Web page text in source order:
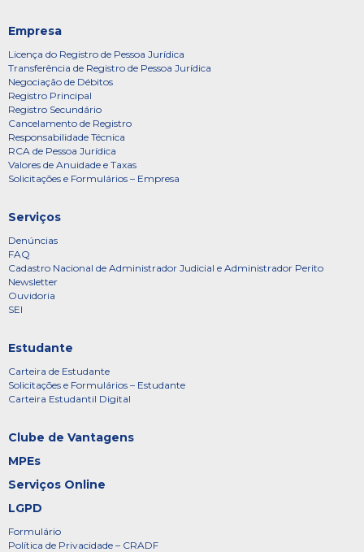
Empresa
Licença do Registro de Pessoa Jurídica
Transferência de Registro de Pessoa Jurídica
Negociação de Débitos
Registro Principal
Registro Secundário
Cancelamento de Registro
Responsabilidade Técnica
RCA de Pessoa Jurídica
Valores de Anuidade e Taxas
Solicitações e Formulários – Empresa
Serviços
Denúncias
FAQ
Cadastro Nacional de Administrador Judicial e Administrador Perito
Newsletter
Ouvidoria
SEI
Estudante
Carteira de Estudante
Solicitações e Formulários – Estudante
Carteira Estudantil Digital
Clube de Vantagens
MPEs
Serviços Online
LGPD
Formulário
Política de Privacidade – CRADF